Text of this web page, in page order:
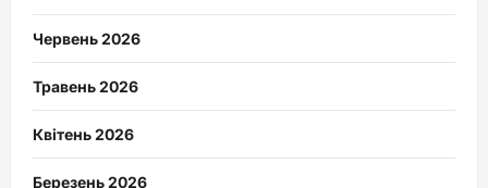
Червень 2026
Травень 2026
Квітень 2026
Березень 2026